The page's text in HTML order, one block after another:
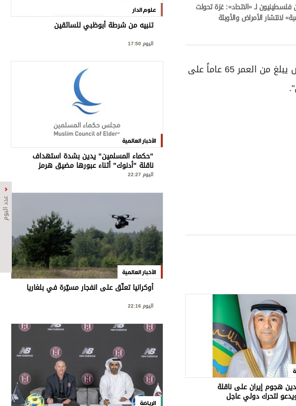
عدد اليوم
فلسطينيون لـ «الاتحاد»: غزة تحولت
لانتشار الأمراض والأوبئة
وكان الطبيب شون باربابيلا قد قال في أكتوبر الماضي إن ترامب لديه قلب وجهاز وعائي لشخص يبلغ من العمر 65 عاماً على
هجوم إيران على ناقلة
لتحرك دولي عاجل
علوم الدار
تنبيه من شرطة أبوظبي للسائقين
اليوم 17:50
الأخبار العالمية
"حكماء المسلمين" يدين بشدة استهداف
ناقلة "أدنوك" أثناء عبورها مضيق هرمز
اليوم 22:27
الأخبار العالمية
أوكرانيا تعلّق على انفجار مسيّرة في بلغاريا
اليوم 22:16
الرياضة